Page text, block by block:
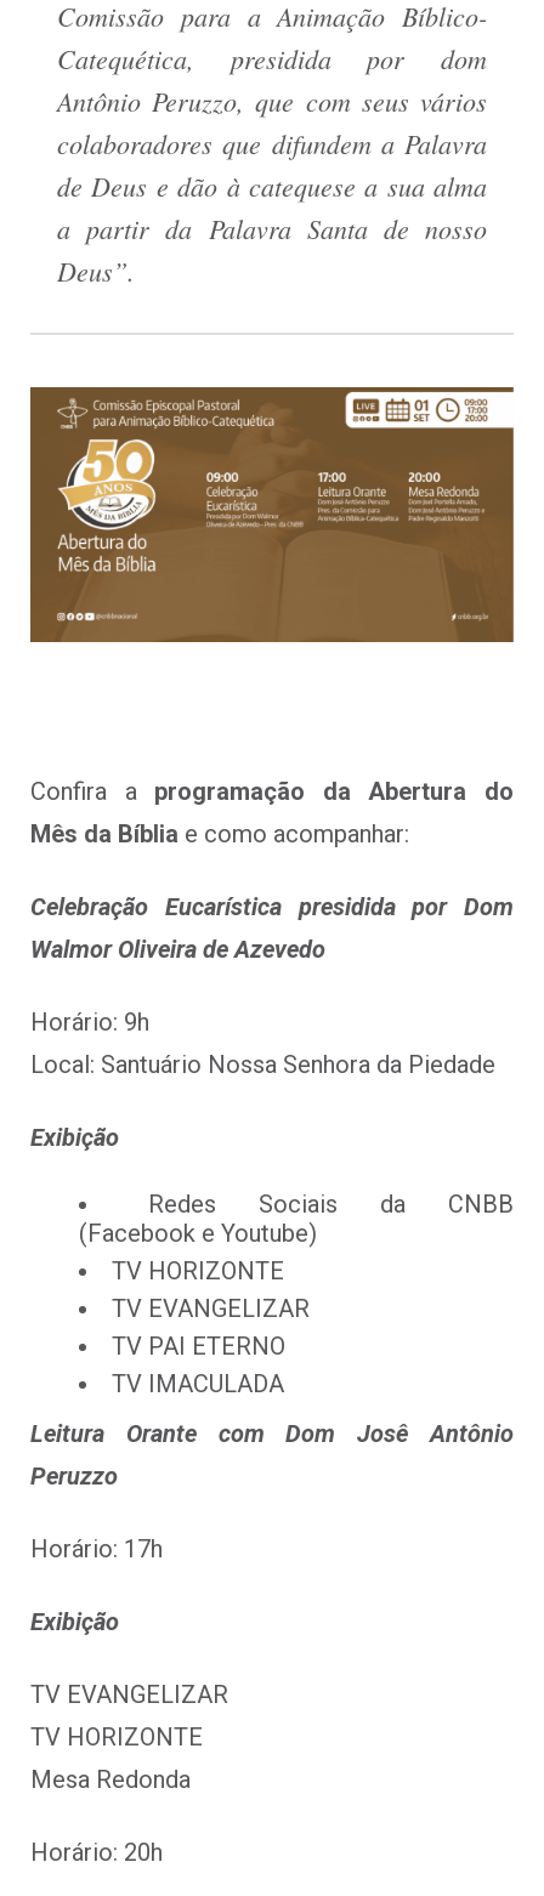
Comissão para a Animação Bíblico-
Catequética, presidida por dom
Antônio Peruzzo, que com seus vários
colaboradores que difundem a Palavra
de Deus e dão à catequese a sua alma
a partir da Palavra Santa de nosso
Deus”.
Confira a programação da Abertura do
Mês da Bíblia e como acompanhar:
Celebração Eucarística presidida por Dom
Walmor Oliveira de Azevedo
Horário: 9h
Local: Santuário Nossa Senhora da Piedade
Exibição
Redes Sociais da CNBB
(Facebook e Youtube)
TV HORIZONTE
TV EVANGELIZAR
TV PAI ETERNO
TV IMACULADA
Leitura Orante com Dom Josê Antônio
Peruzzo
Horário: 17h
Exibição
TV EVANGELIZAR
TV HORIZONTE
Mesa Redonda
Horário: 20h